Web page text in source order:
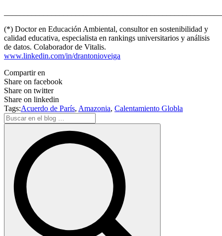
(*) Doctor en Educación Ambiental, consultor en sostenibilidad y
calidad educativa, especialista en rankings universitarios y análisis
de datos. Colaborador de Vitalis.
www.linkedin.com/in/drantonioveiga
Compartir en
Share on facebook
Share on twitter
Share on linkedin
Tags:Acuerdo de París, Amazonia, Calentamiento Globla